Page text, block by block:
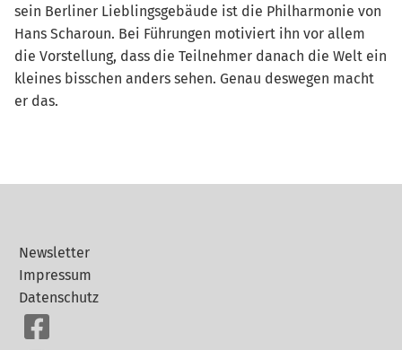
sein Berliner Lieblingsgebäude ist die Philharmonie von
Hans Scharoun. Bei Führungen motiviert ihn vor allem
die Vorstellung, dass die Teilnehmer danach die Welt ein
kleines bisschen anders sehen. Genau deswegen macht
er das.
Newsletter
Impressum
Datenschutz